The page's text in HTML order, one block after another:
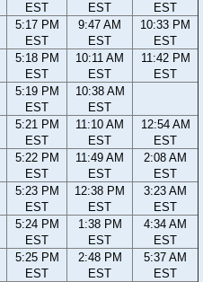
EST
EST
EST
5:17 PM
EST
9:47 AM
EST
10:33 PM
EST
5:18 PM
EST
10:11 AM
EST
11:42 PM
EST
5:19 PM
EST
10:38 AM
EST
5:21 PM
EST
11:10 AM
EST
12:54 AM
EST
5:22 PM
EST
11:49 AM
EST
2:08 AM
EST
5:23 PM
EST
12:38 PM
EST
3:23 AM
EST
5:24 PM
EST
1:38 PM
EST
4:34 AM
EST
5:25 PM
EST
2:48 PM
EST
5:37 AM
EST